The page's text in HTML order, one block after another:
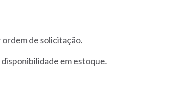
de solicitação.
em estoque.